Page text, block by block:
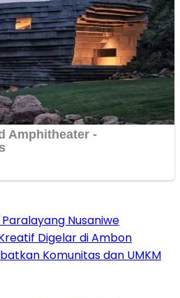
Digelar di Ambon
Komunitas dan UMKM